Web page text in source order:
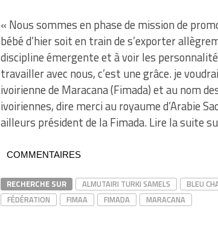
« Nous sommes en phase de mission de
bébé d’hier soit en train de s’exporter
discipline émergente et à voir les
travailler avec nous, c’est une grâce. je
ivoirienne de Maracana (Fimada) et au nom
ivoiriennes, dire merci au royaume d’Arabie
ailleurs président de la Fimada. Lire la suite
COMMENTAIRES
RECHERCHE SUR ALMUTAIRI TURKI SAMELS BLEU
FÉDÉRATION
FIMAA FIMADA MARACANA